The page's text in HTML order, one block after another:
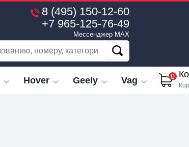
8 (495) 150-12-60
+7 965-125-76-49
Мессенджер MAX
Hover Geely Vag 0